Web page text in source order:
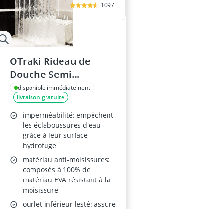
1097
OTraki Rideau de
Douche Semi
Transparent 200 x 200
cm
disponible immédiatement
livraison gratuite
imperméabilité: empêchent
les éclaboussures d'eau
grâce à leur surface
hydrofuge
matériau anti-moisissures:
composés à 100% de
matériau EVA résistant à la
moisissure
ourlet inférieur lesté: assure